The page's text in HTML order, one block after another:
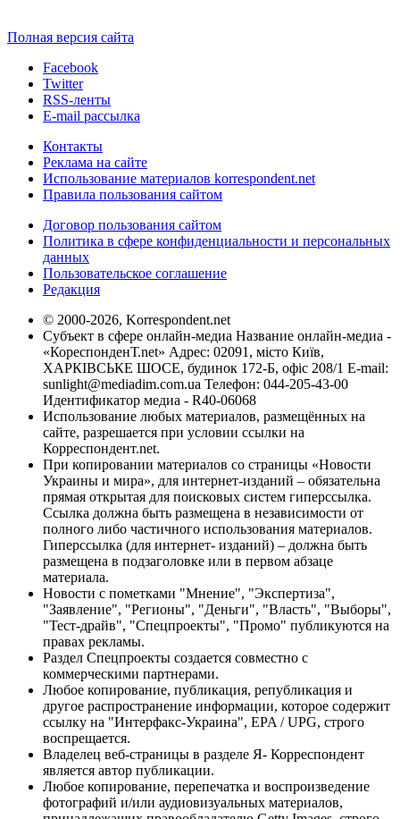
Полная версия сайта
Facebook
Twitter
RSS-ленты
E-mail рассылка
Контакты
Реклама на сайте
Использование материалов korrespondent.net
Правила пользования сайтом
Договор пользования сайтом
Политика в сфере конфиденциальности и персональных
данных
Пользовательское соглашение
Редакция
© 2000-2026, Korrespondent.net
Субъект в сфере онлайн-медиа Название онлайн-медиа -
«КореспонденТ.net» Адрес: 02091, місто Київ,
ХАРКІВСЬКЕ ШОСЕ, будинок 172-Б, офіс 208/1 E-mail:
sunlight@mediadim.com.ua Телефон: 044-205-43-00
Идентификатор медиа - R40-06068
Использование любых материалов, размещённых на
сайте, разрешается при условии ссылки на
Корреспондент.net.
При копировании материалов со страницы «Новости
Украины и мира», для интернет-изданий – обязательна
прямая открытая для поисковых систем гиперссылка.
Ссылка должна быть размещена в независимости от
полного либо частичного использования материалов.
Гиперссылка (для интернет- изданий) – должна быть
размещена в подзаголовке или в первом абзаце
материала.
Новости с пометками "Мнение", "Экспертиза",
"Заявление", "Регионы", "Деньги", "Власть", "Выборы",
"Тест-драйв", "Спецпроекты", "Промо" публикуются на
правах рекламы.
Раздел Спецпроекты создается совместно с
коммерческими партнерами.
Любое копирование, публикация, републикация и
другое распространение информации, которое содержит
ссылку на "Интерфакс-Украина", EPA / UPG, строго
воспрещается.
Владелец веб-страницы в разделе Я- Корреспондент
является автор публикации.
Любое копирование, перепечатка и воспроизведение
фотографий и/или аудиовизуальных материалов,